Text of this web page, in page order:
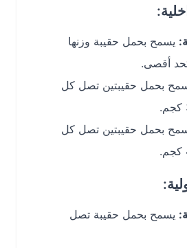
بحمل حقيبة وزنها
حقيبتين تصل كل
حقيبتين تصل كل
بحمل حقيبة تصل